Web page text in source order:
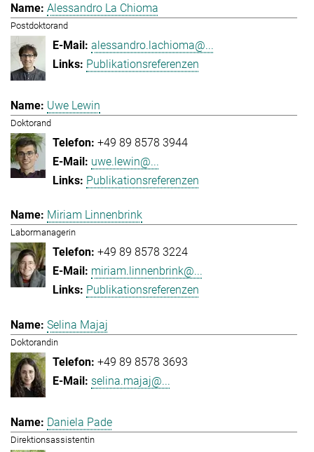
Alessandro La Chioma
Postdoktorand
alessandro.lachioma@...
Publikationsreferenzen
Uwe Lewin
Doktorand
+49 89 8578 3944
uwe.lewin@...
Publikationsreferenzen
Miriam Linnenbrink
Labormanagerin
+49 89 8578 3224
miriam.linnenbrink@...
Publikationsreferenzen
Selina Majaj
Doktorandin
+49 89 8578 3693
selina.majaj@...
Daniela Pade
Direktionsassistentin